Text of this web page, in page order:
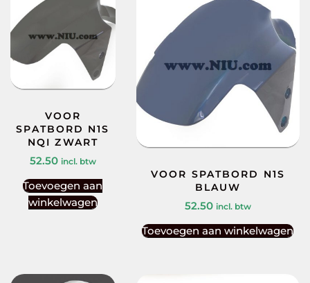
VOOR
SPATBORD N1S
NQI ZWART
52.50 incl. btw
Toevoegen aan
winkelwagen
VOOR SPATBORD N1S
BLAUW
52.50 incl. btw
Toevoegen aan winkelwagen